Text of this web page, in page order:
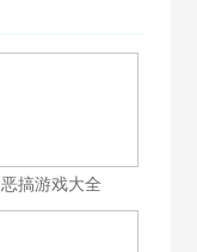
恶搞游戏大全